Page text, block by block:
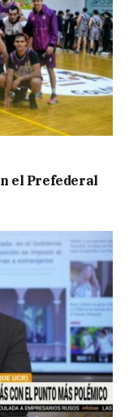
el Prefederal